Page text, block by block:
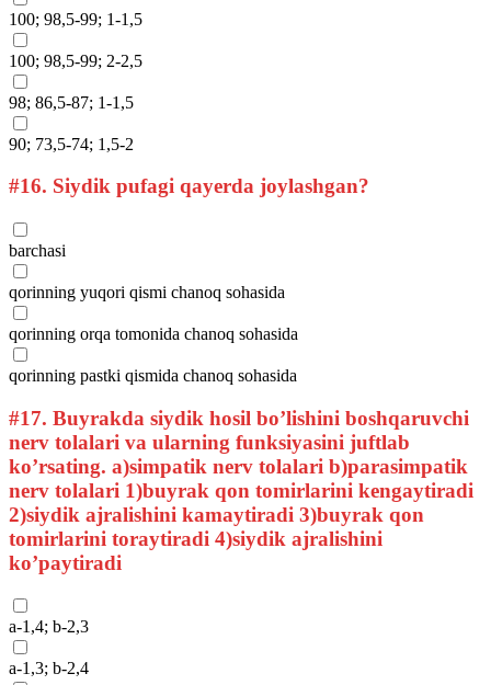
100; 98,5-99; 1-1,5
100; 98,5-99; 2-2,5
98; 86,5-87; 1-1,5
90; 73,5-74; 1,5-2
#16. Siydik pufagi qayerda joylashgan?
barchasi
qorinning yuqori qismi chanoq sohasida
qorinning orqa tomonida chanoq sohasida
qorinning pastki qismida chanoq sohasida
#17. Buyrakda siydik hosil bo’lishini boshqaruvchi
nerv tolalari va ularning funksiyasini juftlab
ko’rsating. a)simpatik nerv tolalari b)parasimpatik
nerv tolalari 1)buyrak qon tomirlarini kengaytiradi
2)siydik ajralishini kamaytiradi 3)buyrak qon
tomirlarini toraytiradi 4)siydik ajralishini
ko’paytiradi
a-1,4; b-2,3
a-1,3; b-2,4